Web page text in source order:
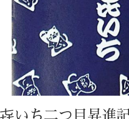
㐂いち二つ目昇進